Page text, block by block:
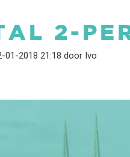
2-
01-2018 21:18 door Ivo